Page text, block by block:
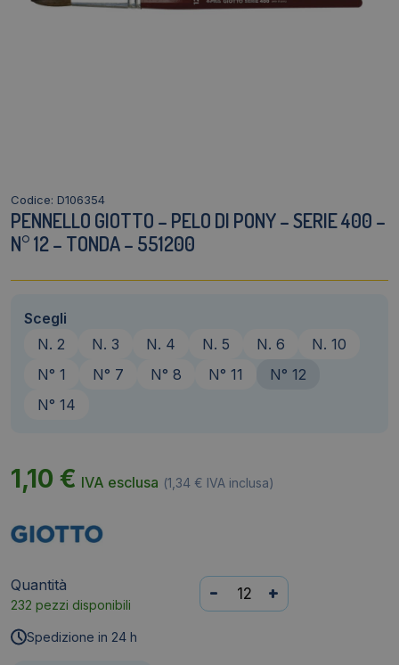
Codice: D106354
PENNELLO GIOTTO – PELO DI PONY – SERIE 400 –
N° 12 – TONDA – 551200
Scegli
N. 2
N. 3 N. 4 N. 5 N. 6
N. 10
N° 1
N° 7 N° 8 N° 11
N° 12
N° 14
1,10 € IVA esclusa (1,34 € IVA inclusa)
Quantità
232 pezzi disponibili
Pennello
GIOTTO
- +
Spedizione in 24 h